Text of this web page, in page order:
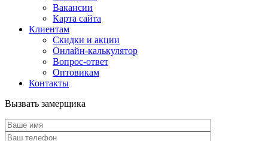
Вакансии
Карта сайта
Клиентам
Скидки и акции
Онлайн-калькулятор
Вопрос-ответ
Оптовикам
Контакты
Вызвать замерщика